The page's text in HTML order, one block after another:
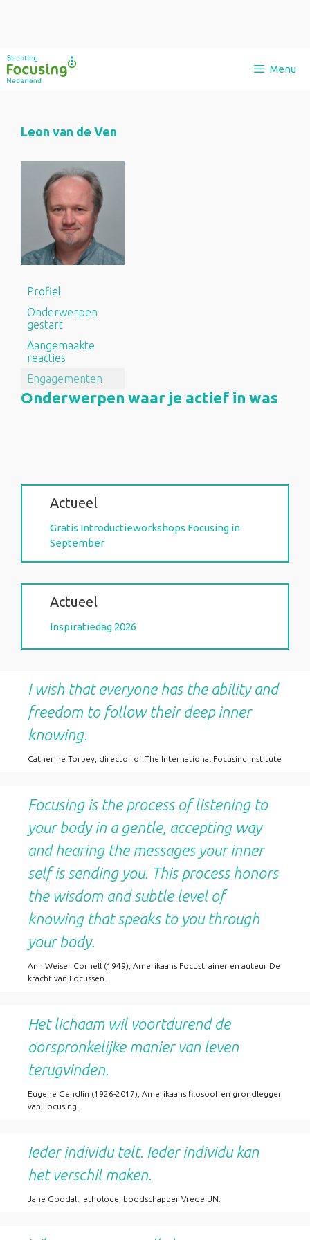
Ga
naar
Menu
Leon van de Ven
Profiel
Onderwerpen
gestart
Aangemaakte
reacties
Engagementen
Onderwerpen waar je actief in was
Actueel
Gratis Introductie­workshops Focusing in
September
Actueel
Inspiratiedag 2026
I wish that everyone has the ability and
freedom to follow their deep inner
knowing.
Catherine Torpey, director of The International Focusing Institute
Focusing is the process of listening to
your body in a gentle, accepting way
and hearing the messages your inner
self is sending you. This process honors
the wisdom and subtle level of
knowing that speaks to you through
your body.
Ann Weiser Cornell (1949), Amerikaans Focustrainer en auteur De
kracht van Focussen.
Het lichaam wil voortdurend de
oorspronkelijke manier van leven
terugvinden.
Eugene Gendlin (1926-2017), Amerikaans filosoof en grondlegger
van Focusing.
Ieder individu telt. Ieder individu kan
het verschil maken.
Jane Goodall, ethologe, boodschapper Vrede UN.